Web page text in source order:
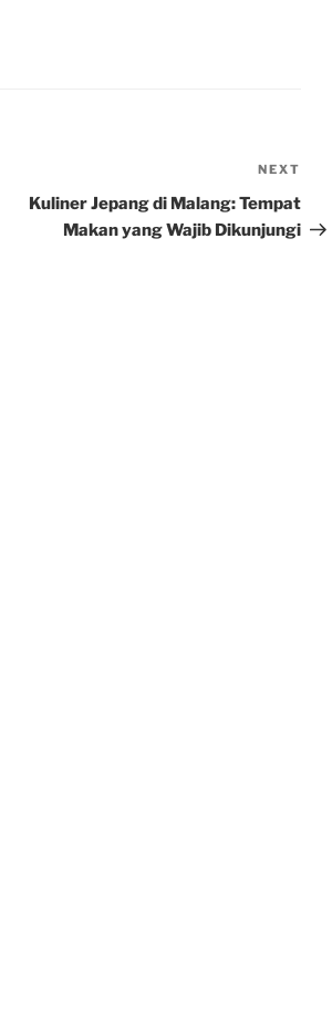
Post
NEXT
Kuliner Jepang di Malang: Tempat
Makan yang Wajib Dikunjungi